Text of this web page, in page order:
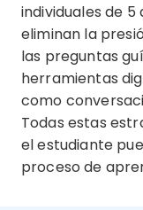
individuales de 5
eliminan la
las preguntas
herramientas
como
Todas estas
el estudiante
proceso de